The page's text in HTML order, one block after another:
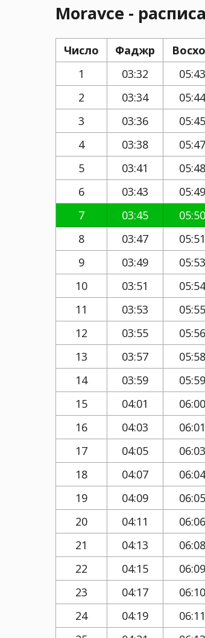
Moravce -
Число Фаджр
1
03:32 05:43
2
03:34 05:44
3
03:36 05:45
4
03:38 05:47
5
03:41 05:48
6
03:43 05:49
7
03:45 05:50
8
03:47 05:51
9
03:49 05:53
10
03:51 05:54
11
03:53 05:55
12
03:55 05:56
13
03:57 05:58
14
03:59 05:59
15
04:01 06:00
16
04:03 06:01
17
04:05 06:03
18
04:07 06:04
19
04:09 06:05
20
04:11 06:06
21
04:13 06:08
22
04:15 06:09
23
04:17 06:10
24
04:19 06:11